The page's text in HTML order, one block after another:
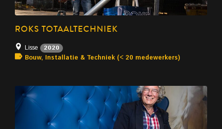
ROKS TOTAALTECHNIEK
Lisse 2020
Bouw, Installatie & Techniek (< 20 medewerkers)